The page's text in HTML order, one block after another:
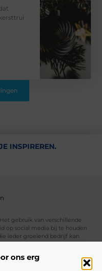
ons erg
INSPIREREN.
gebruik van verschillende
op social media bij te houden
ieder groeiend bedrijf kan